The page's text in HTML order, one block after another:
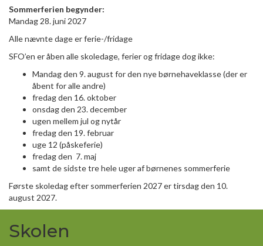
Sommerferien begynder:
Mandag 28. juni 2027
Alle nævnte dage er ferie-/fridage
SFO’en er åben alle skoledage, ferier og fridage dog ikke:
Mandag den 9. august for den nye børnehaveklasse (der er
åbent for alle andre)
fredag den 16. oktober
onsdag den 23. december
ugen mellem jul og nytår
fredag den 19. februar
uge 12 (påskeferie)
fredag den 7. maj
samt de sidste tre hele uger af børnenes sommerferie
Første skoledag efter sommerferien 2027 er tirsdag den 10.
august 2027.
Skolen